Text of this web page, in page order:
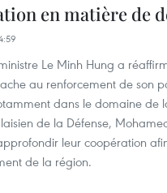
en matière de
Le Minh Hung a
au renforcement de son
dans le domaine de
de la Défense,
leur coopération
de la région.